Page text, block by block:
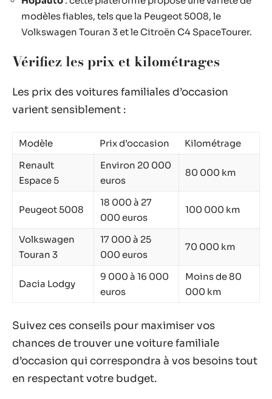
modèles fiables, tels que la Peugeot 5008, le
Volkswagen Touran 3 et le Citroën C4 SpaceTourer.
Vérifiez les prix et kilométrages
Les prix des voitures familiales d’occasion
varient sensiblement :
Modèle Prix d’occasion
Kilométrage
Renault
Espace 5
Environ 20 000
euros
80 000 km
Peugeot 5008
18 000 à 27
000 euros
100 000 km
Volkswagen
Touran 3
17 000 à 25
000 euros
70 000 km
Dacia Lodgy
9 000 à 16 000
euros
Moins de 80
000 km
Suivez ces conseils pour maximiser vos
chances de trouver une voiture familiale
d’occasion qui correspondra à vos besoins tout
en respectant votre budget.